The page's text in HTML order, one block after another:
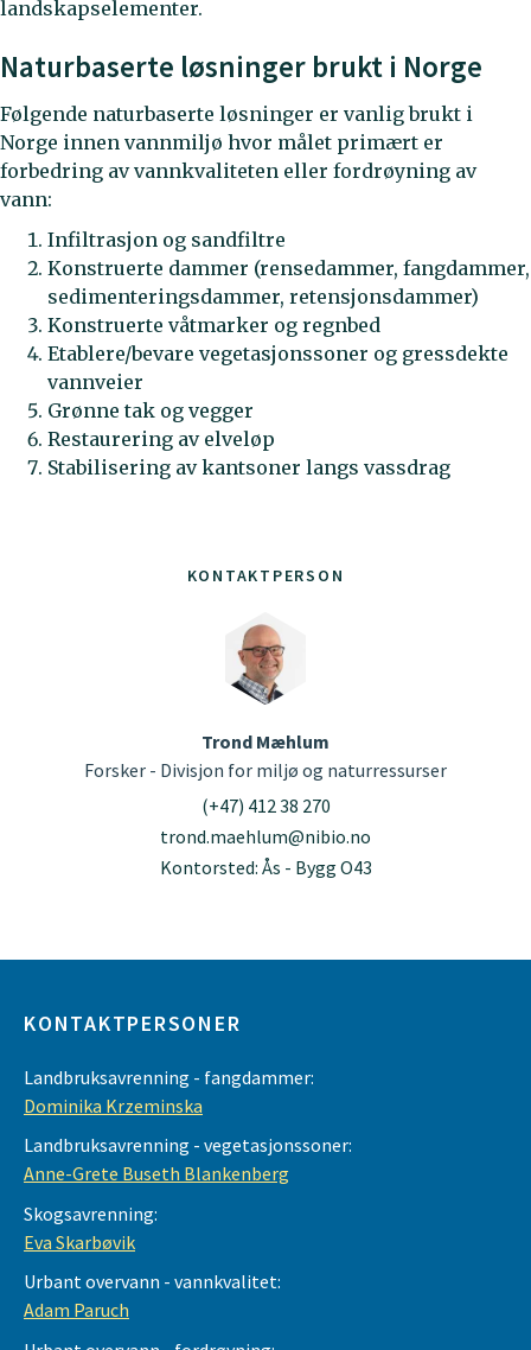
KONTAKTPERSON
Trond Mæhlum
Forsker - Divisjon for miljø og naturressurser
(+47) 412 38 270
trond.maehlum@nibio.no
Kontorsted: Ås - Bygg O43
KONTAKTPERSONER
Landbruksavrenning - fangdammer:
Dominika Krzeminska
Landbruksavrenning - vegetasjonssoner:
Anne-Grete Buseth Blankenberg
Skogsavrenning:
Eva Skarbøvik
Urbant overvann - vannkvalitet:
Adam Paruch
landskapselementer.
Naturbaserte løsninger brukt i Norge
Følgende naturbaserte løsninger er vanlig brukt i
Norge innen vannmiljø hvor målet primært er
forbedring av vannkvaliteten eller fordrøyning av
vann:
Infiltrasjon og sandfiltre
Konstruerte dammer (rensedammer, fangdammer,
sedimenteringsdammer, retensjonsdammer)
Konstruerte våtmarker og regnbed
Etablere/bevare vegetasjonssoner og gressdekte
vannveier
Grønne tak og vegger
Restaurering av elveløp
Stabilisering av kantsoner langs vassdrag